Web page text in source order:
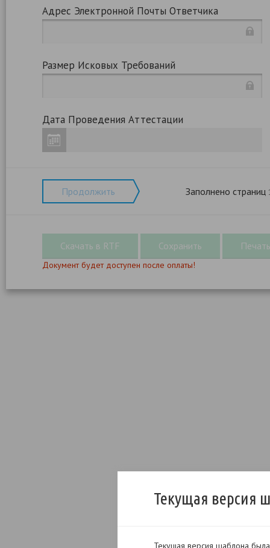
Текущая версия
Текущая версия шаблона
Адрес Электронной Почты Ответчика
Размер Исковых Требований
Дата Проведения Аттестации
Продолжить Заполнено страниц
Документ будет доступен после оплаты!